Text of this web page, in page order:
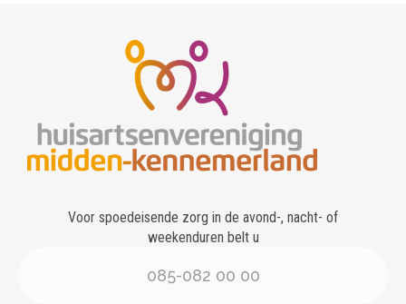
Voor spoedeisende zorg in de avond-, nacht- of
weekenduren belt u
085-082 00 00